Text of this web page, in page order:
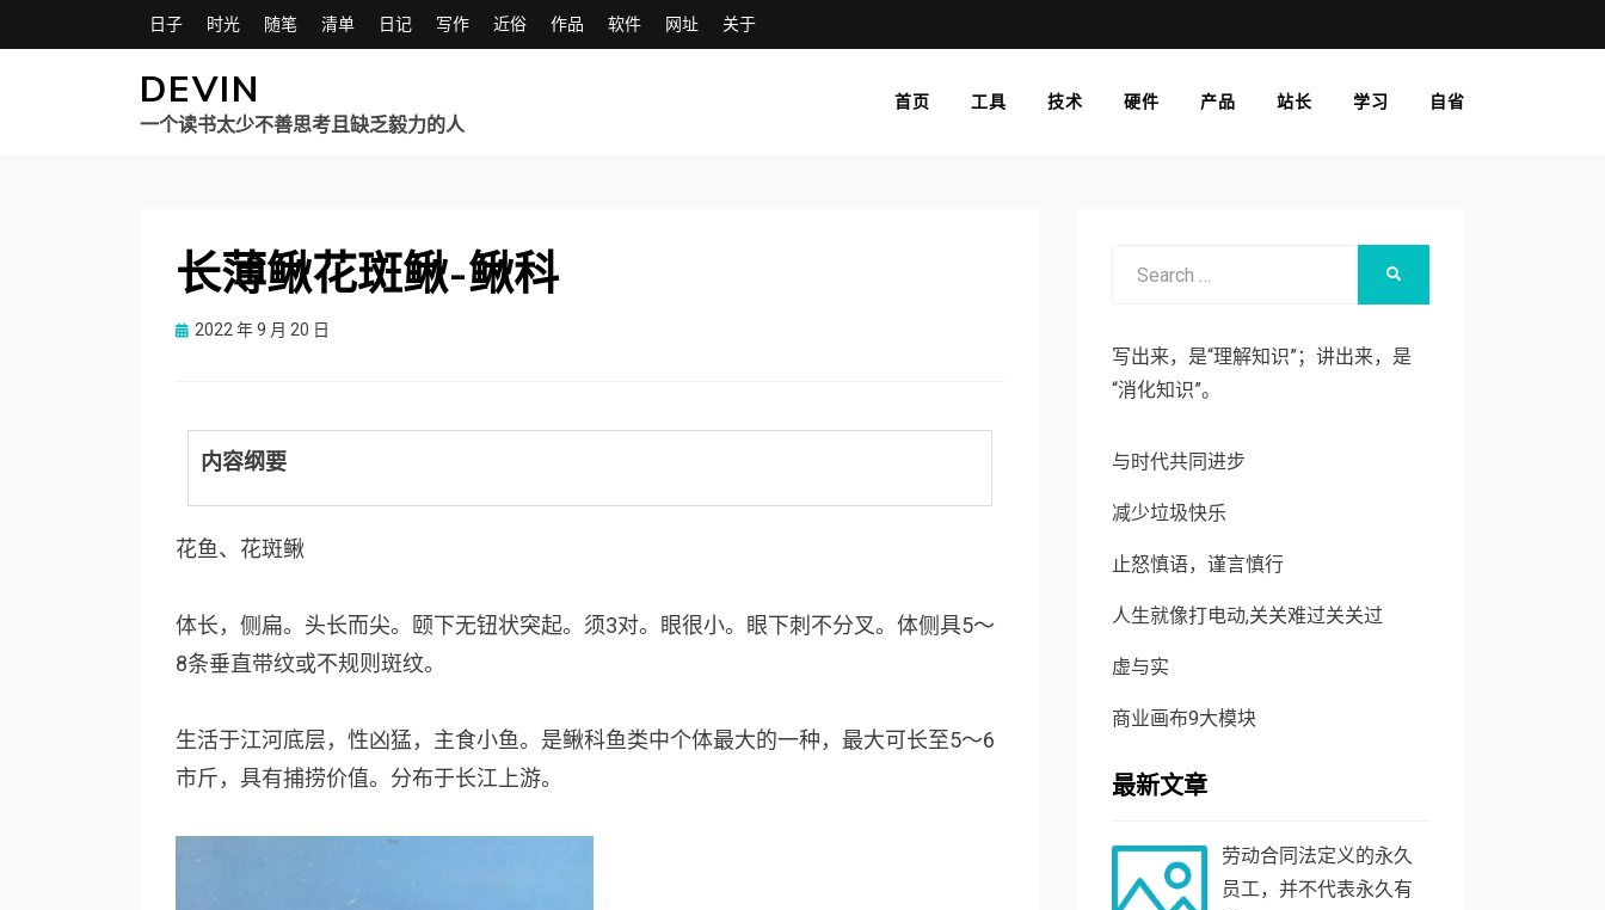
日子 时光 随笔 清单 日记 写作 近俗 作品 软件 网址 关于
DEVIN
一个读书太少不善思考且缺乏毅力的人
首页 工具 技术 硬件 产品 站长 学习 自省
长薄鳅花斑鳅-鳅科
Posted
2022 年 9 月 20 日
内容纲要
花鱼、花斑鳅
体长，侧扁。头长而尖。颐下无钮状突起。须3对。眼很小。眼下刺不分叉。体侧具5～
8条垂直带纹或不规则斑纹。
生活于江河底层，性凶猛，主食小鱼。是鳅科鱼类中个体最大的一种，最大可长至5～6
市斤，具有捕捞价值。分布于长江上游。
写出来，是“理解知识”；讲出来，是
“消化知识”。
与时代共同进步
减少垃圾快乐
止怒慎语，谨言慎行
人生就像打电动,关关难过关关过
虚与实
商业画布9大模块
最新文章
劳动合同法定义的永久
员工，并不代表永久有